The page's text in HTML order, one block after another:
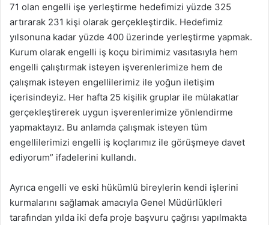
71 olan engelli işe yerleştirme hedefimizi yüzde 325
artırarak 231 kişi olarak gerçekleştirdik. Hedefimiz
yılsonuna kadar yüzde 400 üzerinde yerleştirme yapmak.
Kurum olarak engelli iş koçu birimimiz vasıtasıyla hem
engelli çalıştırmak isteyen işverenlerimize hem de
çalışmak isteyen engellilerimiz ile yoğun iletişim
içerisindeyiz. Her hafta 25 kişilik gruplar ile mülakatlar
gerçekleştirerek uygun işverenlerimize yönlendirme
yapmaktayız. Bu anlamda çalışmak isteyen tüm
engellilerimizi engelli iş koçlarımız ile görüşmeye davet
ediyorum” ifadelerini kullandı.
Ayrıca engelli ve eski hükümlü bireylerin kendi işlerini
kurmalarını sağlamak amacıyla Genel Müdürlükleri
tarafından yılda iki defa proje başvuru çağrısı yapılmakta